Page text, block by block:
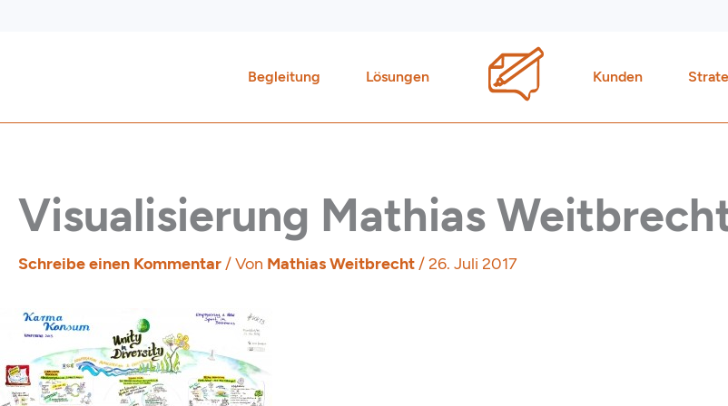
Begleitung Lösungen Kunden
Visualisierung Mathias
Schreibe einen Kommentar/ Von Mathias Weitbrecht/26. Juli 2017